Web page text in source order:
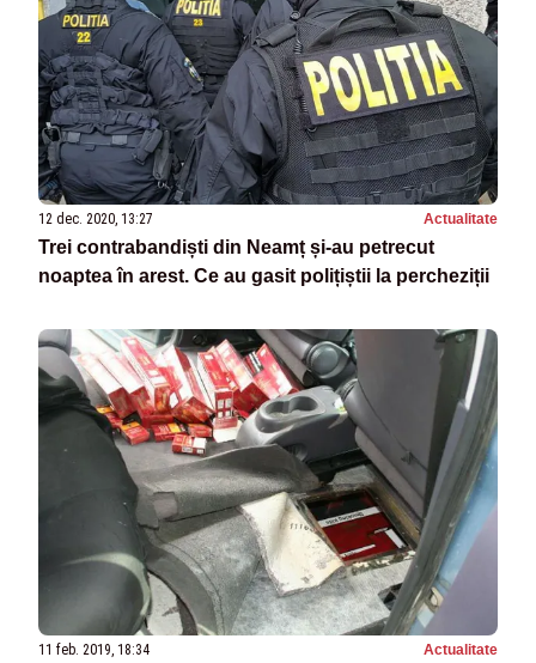
12 dec. 2020, 13:27 Actualitate
Trei contrabandiști din Neamț și-au petrecut
noaptea în arest. Ce au gasit polițiștii la percheziții
11 feb. 2019, 18:34 Actualitate